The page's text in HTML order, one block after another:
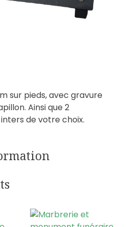
sur pieds, avec gravure
Ainsi que 2
de votre choix.